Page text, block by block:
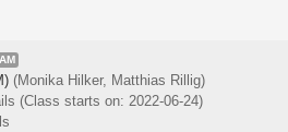
(Monika Hilker, Matthias Rillig)
(Class starts on: 2022-06-24)